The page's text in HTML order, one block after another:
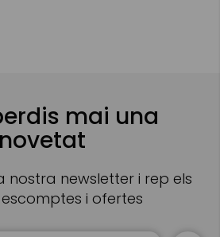
mai una
novetat
nostra newsletter i rep els
i ofertes